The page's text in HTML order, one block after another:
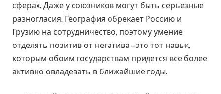
сферах. Даже у союзников могут быть серьезные
разногласия. География обрекает Россию и
Грузию на сотрудничество, поэтому умение
отделять позитив от негатива – это тот навык,
которым обоим государствам придется все более
активно овладевать в ближайшие годы.